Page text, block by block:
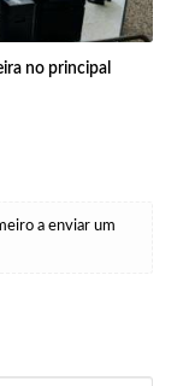
no principal
a enviar um